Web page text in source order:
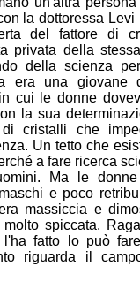
la dottoressa
del fattore di
privata della
della scienza
era una giovane
cui le donne
la sua
cristalli che
Un tetto che
a fare ricerca
Ma le
e poco
massiccia e
spiccata.
fatto lo può
riguarda il